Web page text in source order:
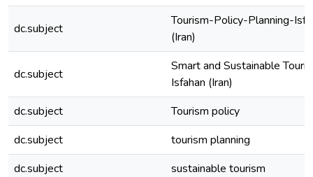
dc.subject
Tourism-Policy-Planning-
(Iran)
dc.subject
Smart and Sustainable
Isfahan (Iran)
dc.subject
Tourism policy
dc.subject
tourism planning
dc.subject
sustainable tourism